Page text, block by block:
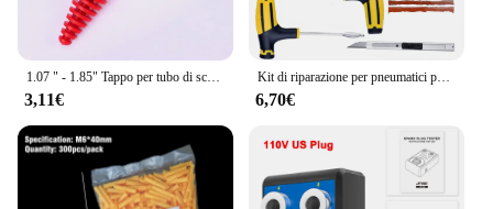
3,11€
Kit di riparazione per pneumatici per auto strumenti per tappi di perforazione foratura per pneumatici di emergenza per strisce di pneumatici Kit di strumenti di riparazione per colla di agitazione accessori per auto
6,70€